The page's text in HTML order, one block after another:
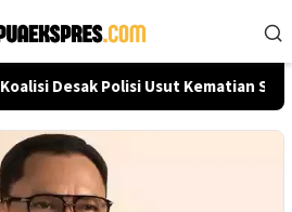
Koalisi Desak Polisi Usut Kematian